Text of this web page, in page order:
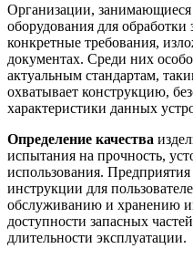
Организации,
оборудования для
конкретные требования,
документах. Среди них
актуальным стандартам,
охватывает конструкцию,
характеристики данных
Определение качества
испытания на прочность,
использования.
инструкции для
обслуживанию и хранению
доступности запасных
длительности эксплуатации.